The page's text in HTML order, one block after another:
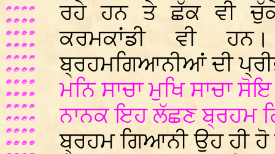
ਰਹੇ ਹਨ ਤੇ ਛੱਕ ਵੀ
ਕਰਮਕਾਂਡੀ ਵੀ
ਬ੍ਰਹਮਗਿਆਨੀਆਂ ਦੀ
ਮਨਿ ਸਾਚਾ ਮੁਖਿ ਸਾਚਾ
ਨਾਨਕ ਇਹ ਲੱਛਣ ਬ੍ਰਹਮ
ਬ੍ਰਹਮ ਗਿਆਨੀ ਉਹ ਹੀ ਹੋ